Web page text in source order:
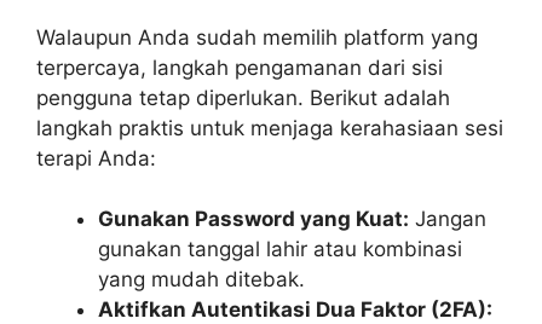
Walaupun Anda sudah memilih platform yang
terpercaya, langkah pengamanan dari sisi
pengguna tetap diperlukan. Berikut adalah
langkah praktis untuk menjaga kerahasiaan sesi
terapi Anda:
Gunakan Password yang Kuat: Jangan
gunakan tanggal lahir atau kombinasi
yang mudah ditebak.
Aktifkan Autentikasi Dua Faktor (2FA):